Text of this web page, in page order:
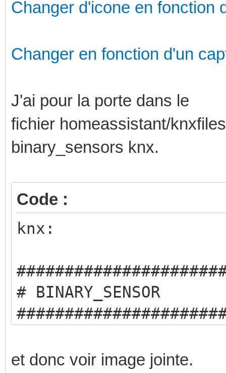
Changer d'icone en fonction
Changer en fonction d'un
J'ai pour la porte dans le
fichier homeassistant/
binary_sensors knx.
Code :
knx:
# BINARY_SENSOR
..........
et donc voir image jointe.